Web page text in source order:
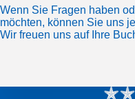
Wenn Sie Fragen haben
möchten, können Sie uns
Wir freuen uns auf Ihre